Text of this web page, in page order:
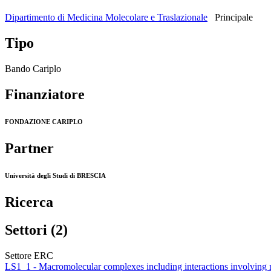
Dipartimento di Medicina Molecolare e Traslazionale Principale
Tipo
Bando Cariplo
Finanziatore
FONDAZIONE CARIPLO
Partner
Università degli Studi di BRESCIA
Ricerca
Settori (2)
Settore ERC
LS1_1 - Macromolecular complexes including interactions involving